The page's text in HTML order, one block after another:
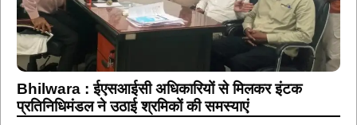
Bhilwara : ईएसआईसी अधिकारियों से मिलकर इंटक
प्रतिनिधिमंडल ने उठाई श्रमिकों की समस्याएं